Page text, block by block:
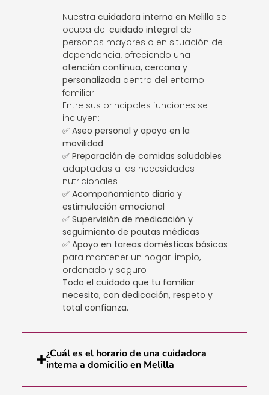
Nuestra cuidadora interna en Melilla se
ocupa del cuidado integral de
personas mayores o en situación de
dependencia, ofreciendo una
atención continua, cercana y
personalizada dentro del entorno
familiar.
Entre sus principales funciones se
incluyen:
✅ Aseo personal y apoyo en la
movilidad
✅ Preparación de comidas saludables
adaptadas a las necesidades
nutricionales
✅ Acompañamiento diario y
estimulación emocional
✅ Supervisión de medicación y
seguimiento de pautas médicas
✅ Apoyo en tareas domésticas básicas
para mantener un hogar limpio,
ordenado y seguro
Todo el cuidado que tu familiar
necesita, con dedicación, respeto y
total confianza.
¿Cuál es el horario de una cuidadora
interna a domicilio en Melilla